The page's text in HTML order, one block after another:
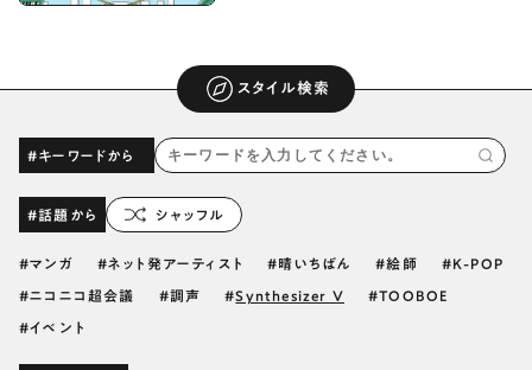
スタイル検索
#キーワードから
#話題から シャッフル
マンガ ネット発アーティスト 晴いちばん 絵師 K-POP
ニコニコ超会議 調声 Synthesizer V TOOBOE
イベント